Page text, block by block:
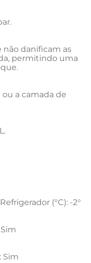
não danificam as
permitindo uma
a camada de
(°C): -2°
Sim